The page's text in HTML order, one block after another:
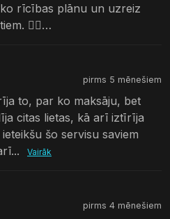
rīcības plānu un uzreiz
👌🏻…
pirms 5 mēnešiem
to, par ko maksāju, bet
citas lietas, kā arī iztīrīja
šo servisu saviem
Vairāk
pirms 4 mēnešiem